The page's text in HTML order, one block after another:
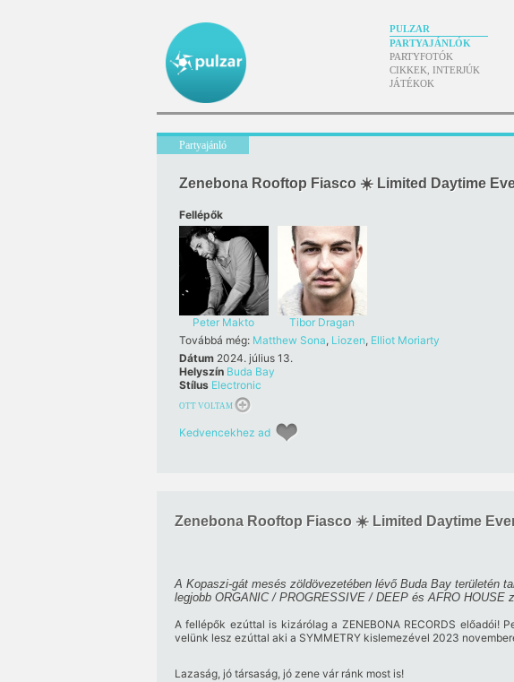
PULZAR
PARTYAJÁNLÓK
PARTYFOTÓK
CIKKEK, INTERJÚK
JÁTÉKOK
Partyajánló
Zenebona Rooftop Fiasco ☀️ Limited Daytime
Fellépők
Peter Makto
Tibor Dragan
Továbbá még: Matthew Sona, Liozen, Elliot Moriarty
Dátum 2024. július 13.
Helyszín Buda Bay
Stílus Electronic
OTT VOLTAM
Kedvencekhez ad
Zenebona Rooftop Fiasco ☀️ Limited Daytime
A Kopaszi-gát mesés zöldövezetében lévő Buda Bay területén
legjobb ORGANIC / PROGRESSIVE / DEEP és AFRO HOUSE
A fellépők ezúttal is kizárólag a ZENEBONA RECORDS
velünk lesz ezúttal aki a SYMMETRY kislemezével 2023
Lazaság, jó társaság, jó zene vár ránk most is!